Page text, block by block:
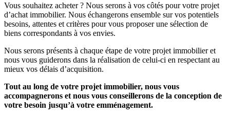
Vous souhaitez acheter ? Nous serons à vos côtés pour votre projet
d’achat immobilier. Nous échangerons ensemble sur vos potentiels
besoins, attentes et critères pour vous proposer une sélection de
biens correspondants à vos envies.
Nous serons présents à chaque étape de votre projet immobilier et
nous vous guiderons dans la réalisation de celui-ci en respectant au
mieux vos délais d’acquisition.
Tout au long de votre projet immobilier, nous vous
accompagnerons et nous vous conseillerons de la conception de
votre besoin jusqu’à votre emménagement.